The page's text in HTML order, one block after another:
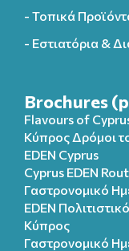
- Τοπικά
- Εστιατόρια &
Brochures
Flavours of
Κύπρος Δρόμοι
EDEN Cyprus
Cyprus EDEN
Γαστρονομικό
EDEN
Κύπρος
Γαστρονομικό